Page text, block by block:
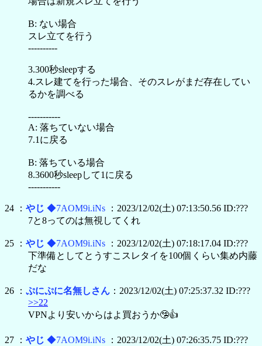
B: ない場合
スレ立てを行う
----------
3.300秒sleepする
4.スレ建てを行った場合、そのスレがまだ存在してい
るかを調べる
-----------
A: 落ちていない場合
7.1に戻る
B: 落ちている場合
8.3600秒sleepして1に戻る
-----------
24 ： やじ ◆7AOM9i.iNs
：2023/12/02(土) 07:13:50.56 ID:???
7と8ってのは無視してくれ
25 ： やじ ◆7AOM9i.iNs
：2023/12/02(土) 07:18:17.04 ID:???
下準備としてとうすこスレタイを100個くらい集め内藤
だな
26 ： ぷにぷに名無しさん ：2023/12/02(土) 07:25:37.32 ID:???
>>22
VPNより安いからはよ買おうか🤥👍
27 ： やじ ◆7AOM9i.iNs
：2023/12/02(土) 07:26:35.75 ID:???